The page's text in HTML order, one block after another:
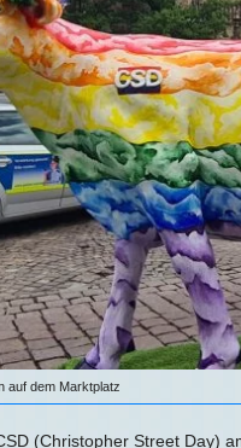
auf dem Marktplatz
(Christopher Street Day)